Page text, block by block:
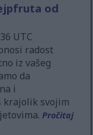
od
UTC
radost
iz vašeg
da
i
krajolik svojim
Pročitaj